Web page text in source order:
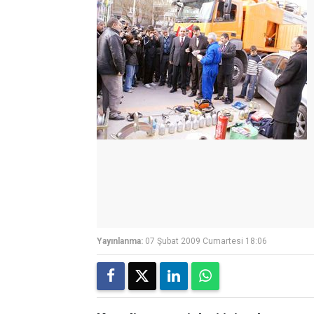
Yayınlanma: 07 Şubat 2009 Cumartesi 18:06